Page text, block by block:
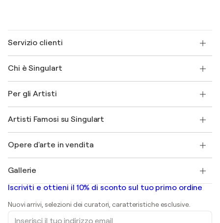
Servizio clienti
Spedizione
Offri una carta regalo
Partecipa al nostro programma commerciale
Il mio account
Protezione acquirente
+39 694500608
Chi è Singulart
FAQ
Magazine di Singulart
Lavori
Scopri arte originale selezionata
Per gli Artisti
Accedi come Artista
Artisti Famosi su Singulart
Marc Chagall
Banksy
Mr. Brainwash
Shepard Fairey
Opere d'arte in vendita
Quadri astratti in vendita
Dipinti di paesaggi
sculture
Dipinti acrilici
Gallerie
Gallerie d’arte in Italia
Iscriviti e ottieni il 10% di sconto sul tuo primo ordine
Nuovi arrivi, selezioni dei curatori, caratteristiche esclusive.
Inserisci